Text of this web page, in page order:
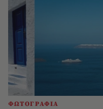
ΦΩΤΟΓΡΑΦΙΑ